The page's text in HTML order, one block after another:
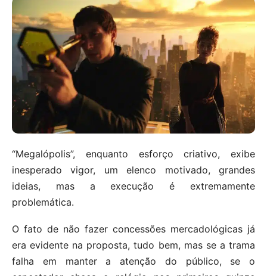
“Megalópolis”, enquanto esforço criativo, exibe
inesperado vigor, um elenco motivado, grandes
ideias, mas a execução é extremamente
problemática.
O fato de não fazer concessões mercadológicas já
era evidente na proposta, tudo bem, mas se a trama
falha em manter a atenção do público, se o